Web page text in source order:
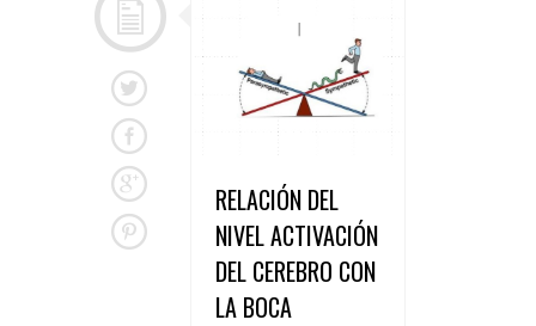
RELACIÓN DEL
NIVEL ACTIVACIÓN
DEL CEREBRO CON
LA BOCA